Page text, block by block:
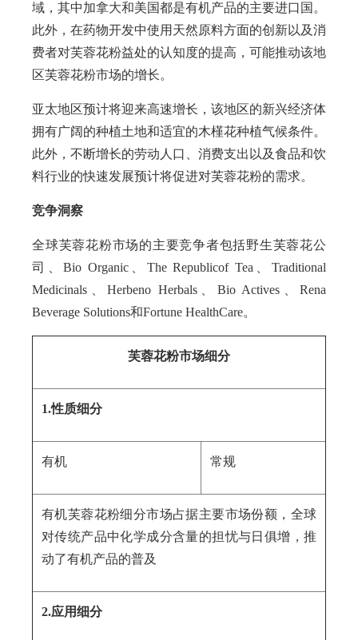
域，其中加拿大和美国都是有机产品的主要进口国。
此外，在药物开发中使用天然原料方面的创新以及消
费者对芙蓉花粉益处的认知度的提高，可能推动该地
区芙蓉花粉市场的增长。
亚太地区预计将迎来高速增长，该地区的新兴经济体
拥有广阔的种植土地和适宜的木槿花种植气候条件。
此外，不断增长的劳动人口、消费支出以及食品和饮
料行业的快速发展预计将促进对芙蓉花粉的需求。
竞争洞察
全球芙蓉花粉市场的主要竞争者包括野生芙蓉花公
司、Bio Organic、The Republicof Tea、Traditional
Medicinals、Herbeno Herbals、Bio Actives、Rena
Beverage Solutions和Fortune HealthCare。
芙蓉花粉市场细分
1.性质细分
有机 常规
有机芙蓉花粉细分市场占据主要市场份额，全球
对传统产品中化学成分含量的担忧与日俱增，推
动了有机产品的普及
2.应用细分